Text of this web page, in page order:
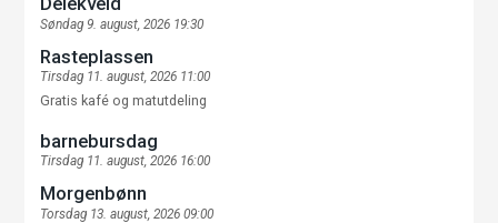
Søndag 9. august, 2026 19:30
Rasteplassen
Tirsdag 11. august, 2026 11:00
Gratis kafé og matutdeling
barnebursdag
Tirsdag 11. august, 2026 16:00
Morgenbønn
Torsdag 13. august, 2026 09:00